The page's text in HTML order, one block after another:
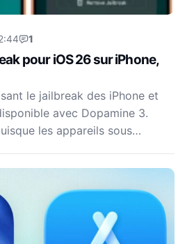
1
pour iOS 26 sur iPhone,
le jailbreak des iPhone et
avec Dopamine 3.
les appareils sous…